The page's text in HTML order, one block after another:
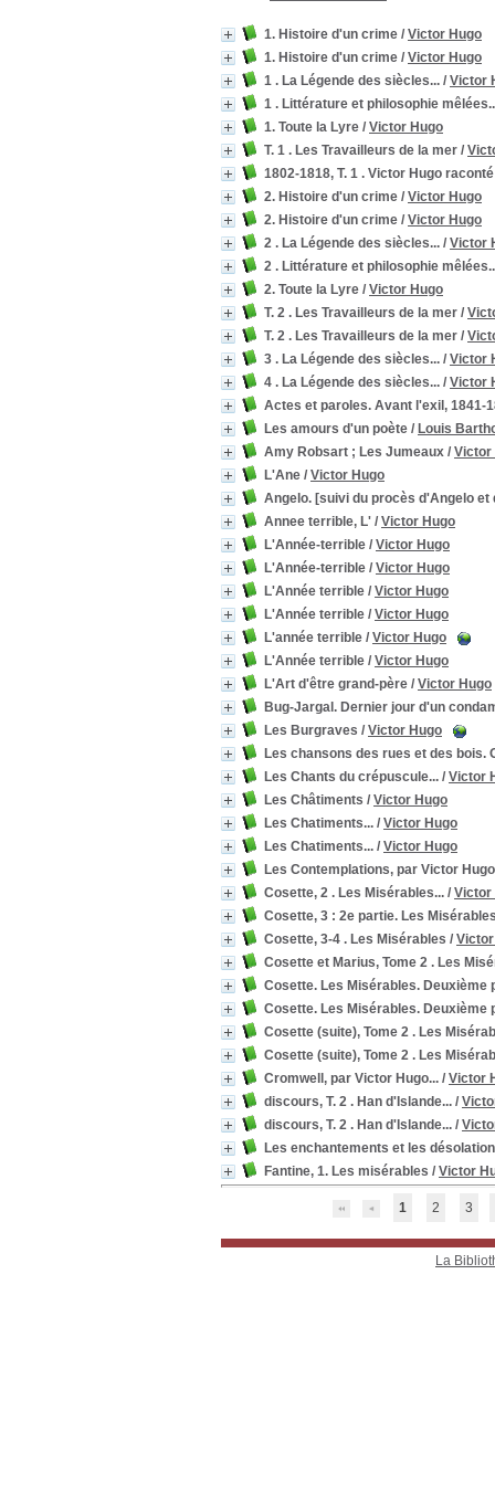
1. Histoire d'un crime / Victor Hugo
1. Histoire d'un crime / Victor Hugo
1 . La Légende des siècles... / Victor
1 . Littérature et philosophie
1. Toute la Lyre / Victor Hugo
T. 1 . Les Travailleurs de la mer /
1802-1818, T. 1 . Victor Hugo
2. Histoire d'un crime / Victor Hugo
2. Histoire d'un crime / Victor Hugo
2 . La Légende des siècles... / Victor
2 . Littérature et philosophie
2. Toute la Lyre / Victor Hugo
T. 2 . Les Travailleurs de la mer /
T. 2 . Les Travailleurs de la mer /
3 . La Légende des siècles... / Victor
4 . La Légende des siècles... / Victor
Actes et paroles. Avant l'exil, 1841-
Les amours d'un poète / Louis
Amy Robsart ; Les Jumeaux / Victor
L'Ane / Victor Hugo
Angelo. [suivi du procès d'Angelo et
Annee terrible, L' / Victor Hugo
L'Année-terrible / Victor Hugo
L'Année-terrible / Victor Hugo
L'Année terrible / Victor Hugo
L'Année terrible / Victor Hugo
L'année terrible / Victor Hugo
L'Année terrible / Victor Hugo
L'Art d'être grand-père / Victor Hugo
Bug-Jargal. Dernier jour d'un
Les Burgraves / Victor Hugo
Les chansons des rues et des bois.
Les Chants du crépuscule... / Victor
Les Châtiments / Victor Hugo
Les Chatiments... / Victor Hugo
Les Chatiments... / Victor Hugo
Les Contemplations, par Victor
Cosette, 2 . Les Misérables... / Victor
Cosette, 3 : 2e partie. Les
Cosette, 3-4 . Les Misérables /
Cosette et Marius, Tome 2 . Les
Cosette. Les Misérables. Deuxième
Cosette. Les Misérables. Deuxième
Cosette (suite), Tome 2 . Les
Cosette (suite), Tome 2 . Les
Cromwell, par Victor Hugo... / Victor
discours, T. 2 . Han d'Islande... /
discours, T. 2 . Han d'Islande... /
Les enchantements et les
Fantine, 1. Les misérables / Victor
1 2 3
La